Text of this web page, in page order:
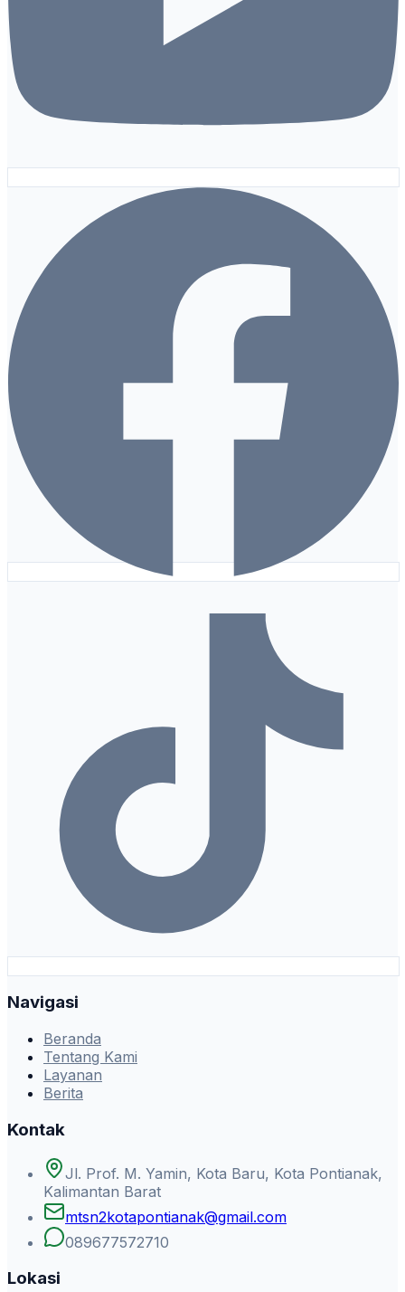
Navigasi
Beranda
Tentang Kami
Layanan
Berita
Kontak
Jl. Prof. M. Yamin, Kota Baru, Kota Pontianak,
Kalimantan Barat
mtsn2kotapontianak@gmail.com
089677572710
Lokasi